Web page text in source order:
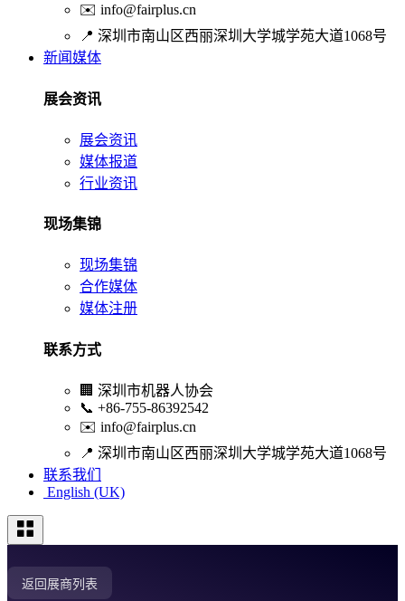
✉️ info@fairplus.cn
📍 深圳市南山区西丽深圳大学城学苑大道1068号
新闻媒体
展会资讯
展会资讯
媒体报道
行业资讯
现场集锦
现场集锦
合作媒体
媒体注册
联系方式
🏢 深圳市机器人协会
📞 +86-755-86392542
✉️ info@fairplus.cn
📍 深圳市南山区西丽深圳大学城学苑大道1068号
联系我们
English (UK)
返回展商列表